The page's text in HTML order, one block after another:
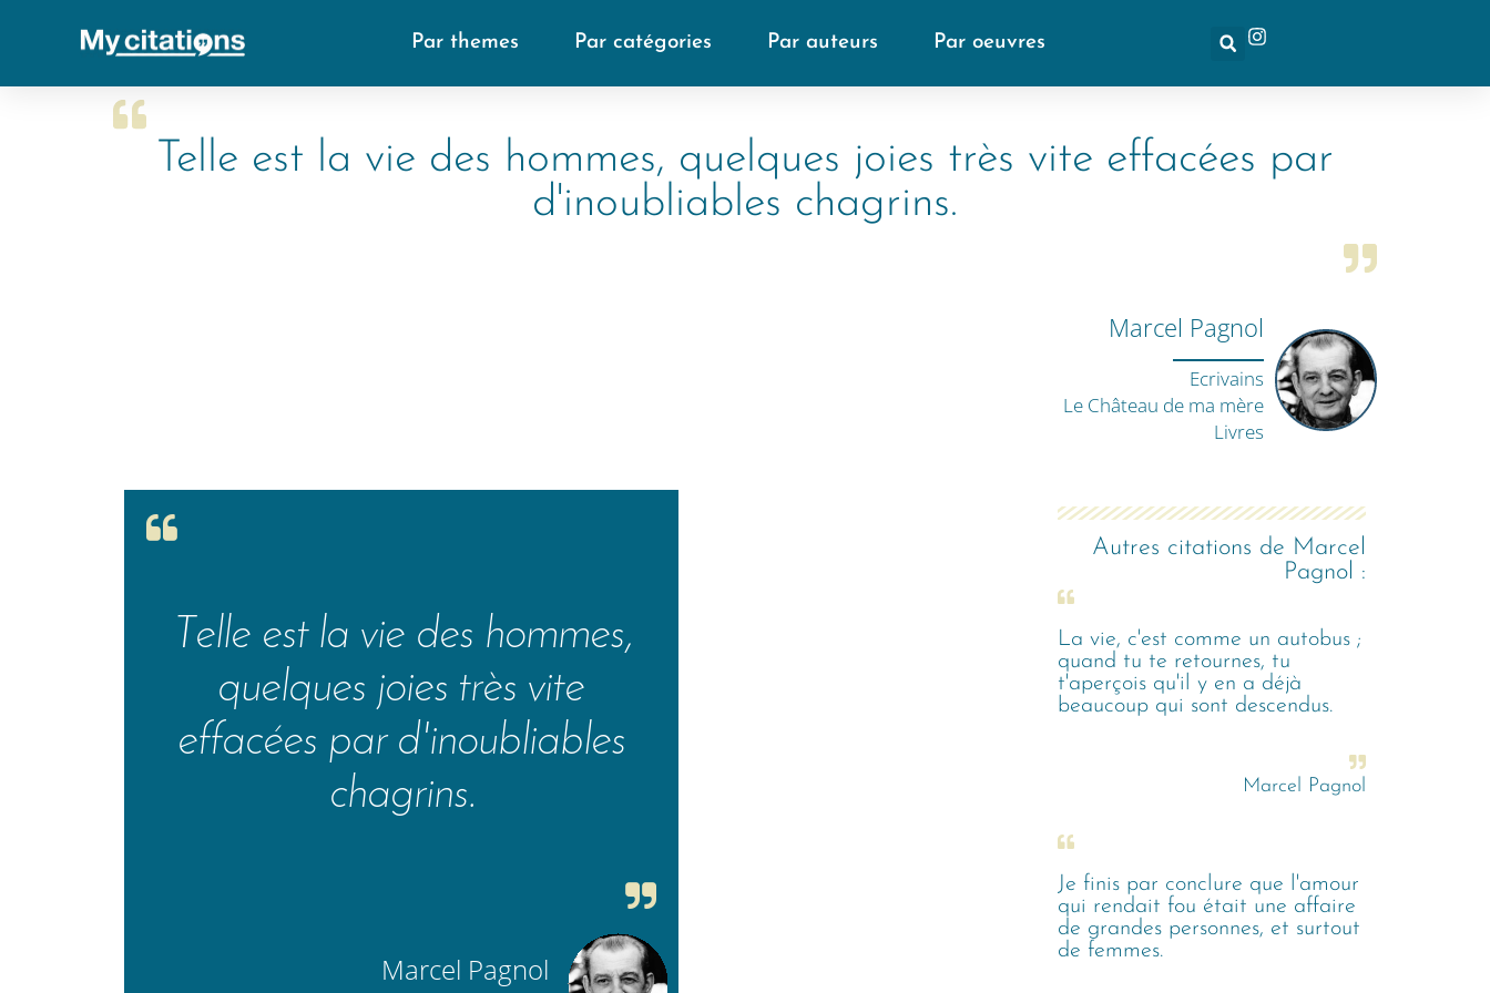
Par themes Par catégories Par auteurs Par oeuvres
Telle est la vie des hommes, quelques joies très vite effacées par
d'inoubliables chagrins.
Marcel Pagnol
Ecrivains
Le Château de ma mère
Livres
Autres citations de Marcel
Pagnol :
La vie, c'est comme un autobus ;
quand tu te retournes, tu
t'aperçois qu'il y en a déjà
beaucoup qui sont descendus.
Marcel Pagnol
Je finis par conclure que l'amour
qui rendait fou était une affaire
de grandes personnes, et surtout
de femmes.